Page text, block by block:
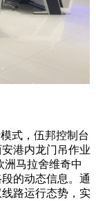
式，伍邦控制台
港内龙门吊作业
洲马拉舍维奇中
的动态信息。通
路运行态势，实